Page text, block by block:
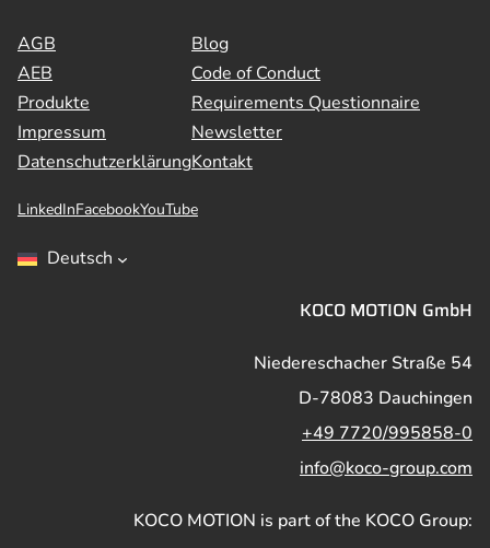
AGB
AEB
Produkte
Impressum
Datenschutzerklärung
Blog
Code of Conduct
Requirements Questionnaire
Newsletter
Kontakt
LinkedInFacebookYouTube
Deutsch
KOCO MOTION GmbH
Niedereschacher Straße 54
D-78083 Dauchingen
+49 7720/995858-0
info@koco-group.com
KOCO MOTION is part of the KOCO Group: